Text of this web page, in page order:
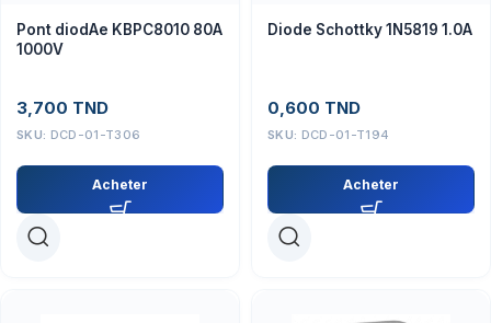
Pont diodAe KBPC8010 80A
1000V
3,700 TND
SKU: DCD-01-T306
Acheter
Diode Schottky 1N5819 1.0A
0,600 TND
SKU: DCD-01-T194
Acheter